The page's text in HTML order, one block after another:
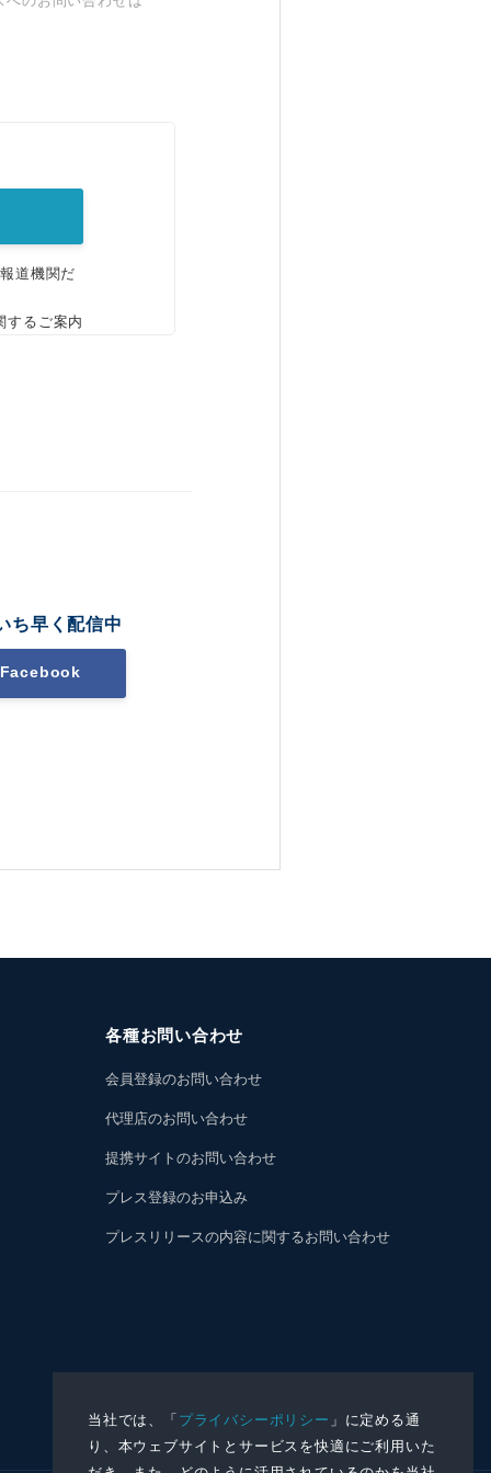
当社では、「 プライバシーポリシー 」に定める通
り、本ウェブサイトとサービスを快適にご利用いた
道機関だ
するご案内
ち早く配信中
Facebook
各種お問い合わせ
会員登録のお問い合わせ
代理店のお問い合わせ
提携サイトのお問い合わせ
プレス登録のお申込み
プレスリリースの内容に関するお問い合わせ